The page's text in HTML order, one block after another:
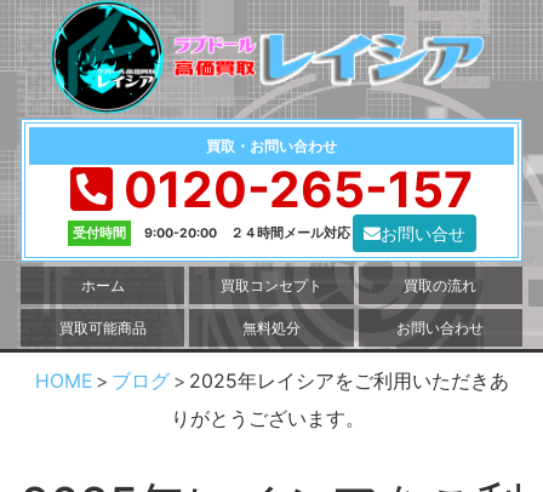
買取・お問い合わせ
0120-265-157
受付時間 9:00-20:00 ２４時間メール対応 お問い合せ
ホーム 買取コンセプト 買取の流れ
買取可能商品 無料処分 お問い合わせ
HOME ブログ
2025年レイシアをご利用いただきあ
りがとうございます。